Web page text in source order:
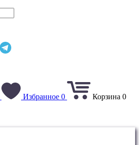
Избранное 0 Корзина 0